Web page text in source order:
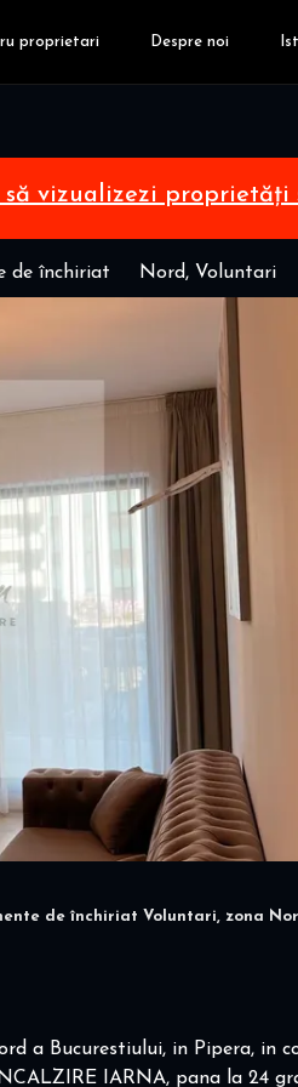
proprietari Despre noi
vizualizezi proprietăți
de închiriat Nord, Voluntari
de închiriat Voluntari, zona
a Bucurestiului, in Pipera, in
IARNA, pana la 24